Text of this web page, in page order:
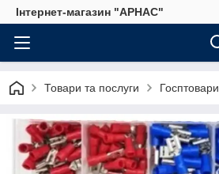
Інтернет-магазин "АРНАС"
Товари та послуги Госптовари